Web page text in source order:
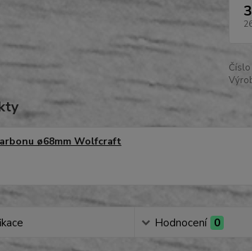
ø68mm Wolfcraft
Hodnocení 0